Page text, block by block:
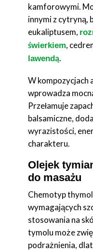
kamforowymi.
innymi z cytryną,
eukaliptusem,
świerkiem,
lawendą.
W kompozycjach
wprowadza
Przełamuje
balsamiczne,
wyrazistości,
charakteru.
Olejek
do masażu
Chemotyp
wymagających
stosowania na
tymolu może
podrażnienia,